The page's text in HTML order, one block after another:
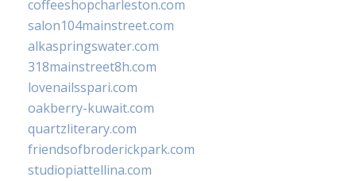
coffeeshopcharleston.com
salon104mainstreet.com
alkaspringswater.com
318mainstreet8h.com
lovenailsspari.com
oakberry-kuwait.com
quartzliterary.com
friendsofbroderickpark.com
studiopiattellina.com